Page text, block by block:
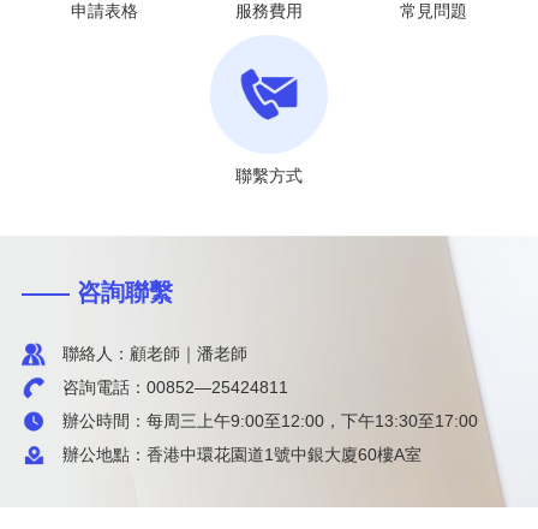
申請表格 服務費用 常見問題
聯繫方式
—— 咨詢聯繫
聯絡人：顧老師｜潘老師
咨詢電話：00852—25424811
辦公時間：每周三上午9:00至12:00，下午13:30至17:00
辦公地點：香港中環花園道1號中銀大廈60樓A室